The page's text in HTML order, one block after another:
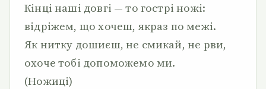
Кінці наші довгі — то гострі ножі:
відріжем, що хочеш, якраз по межі.
Як нитку дошиєш, не смикай, не рви,
охоче тобі допоможемо ми.
(Ножиці)